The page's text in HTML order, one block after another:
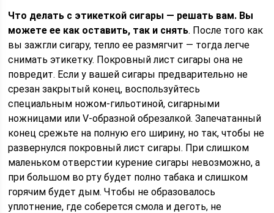
Что делать с этикеткой сигары — решать вам. Вы
можете ее как оставить, так и снять. После того как
вы зажгли сигару, тепло ее размягчит — тогда легче
снимать этикетку. Покровный лист сигары она не
повредит. Если у вашей сигары предварительно не
срезан закрытый конец, воспользуйтесь
специальным ножом-гильотиной, сигарными
ножницами или V-образной обрезалкой. Запечатанный
конец срежьте на полную его ширину, но так, чтобы не
развернулся покровный лист сигары. При слишком
маленьком отверстии курение сигары невозможно, а
при большом во рту будет полно табака и слишком
горячим будет дым. Чтобы не образовалось
уплотнение, где соберется смола и деготь, не